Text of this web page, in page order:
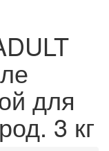
для
3 кг